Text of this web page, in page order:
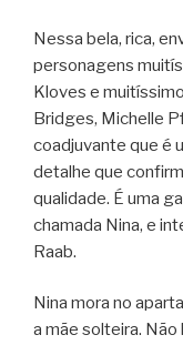
Nessa bela, rica,
personagens
Kloves e
Bridges, Michelle
coadjuvante que é
detalhe que
qualidade. É uma
chamada Nina, e
Raab.
Nina mora no
a mãe solteira. Não